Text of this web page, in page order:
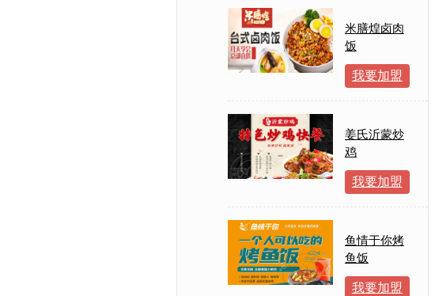
米膳煌卤肉
饭
我要加盟
姜氏沂蒙炒
鸡
我要加盟
鱼情于你烤
鱼饭
我要加盟